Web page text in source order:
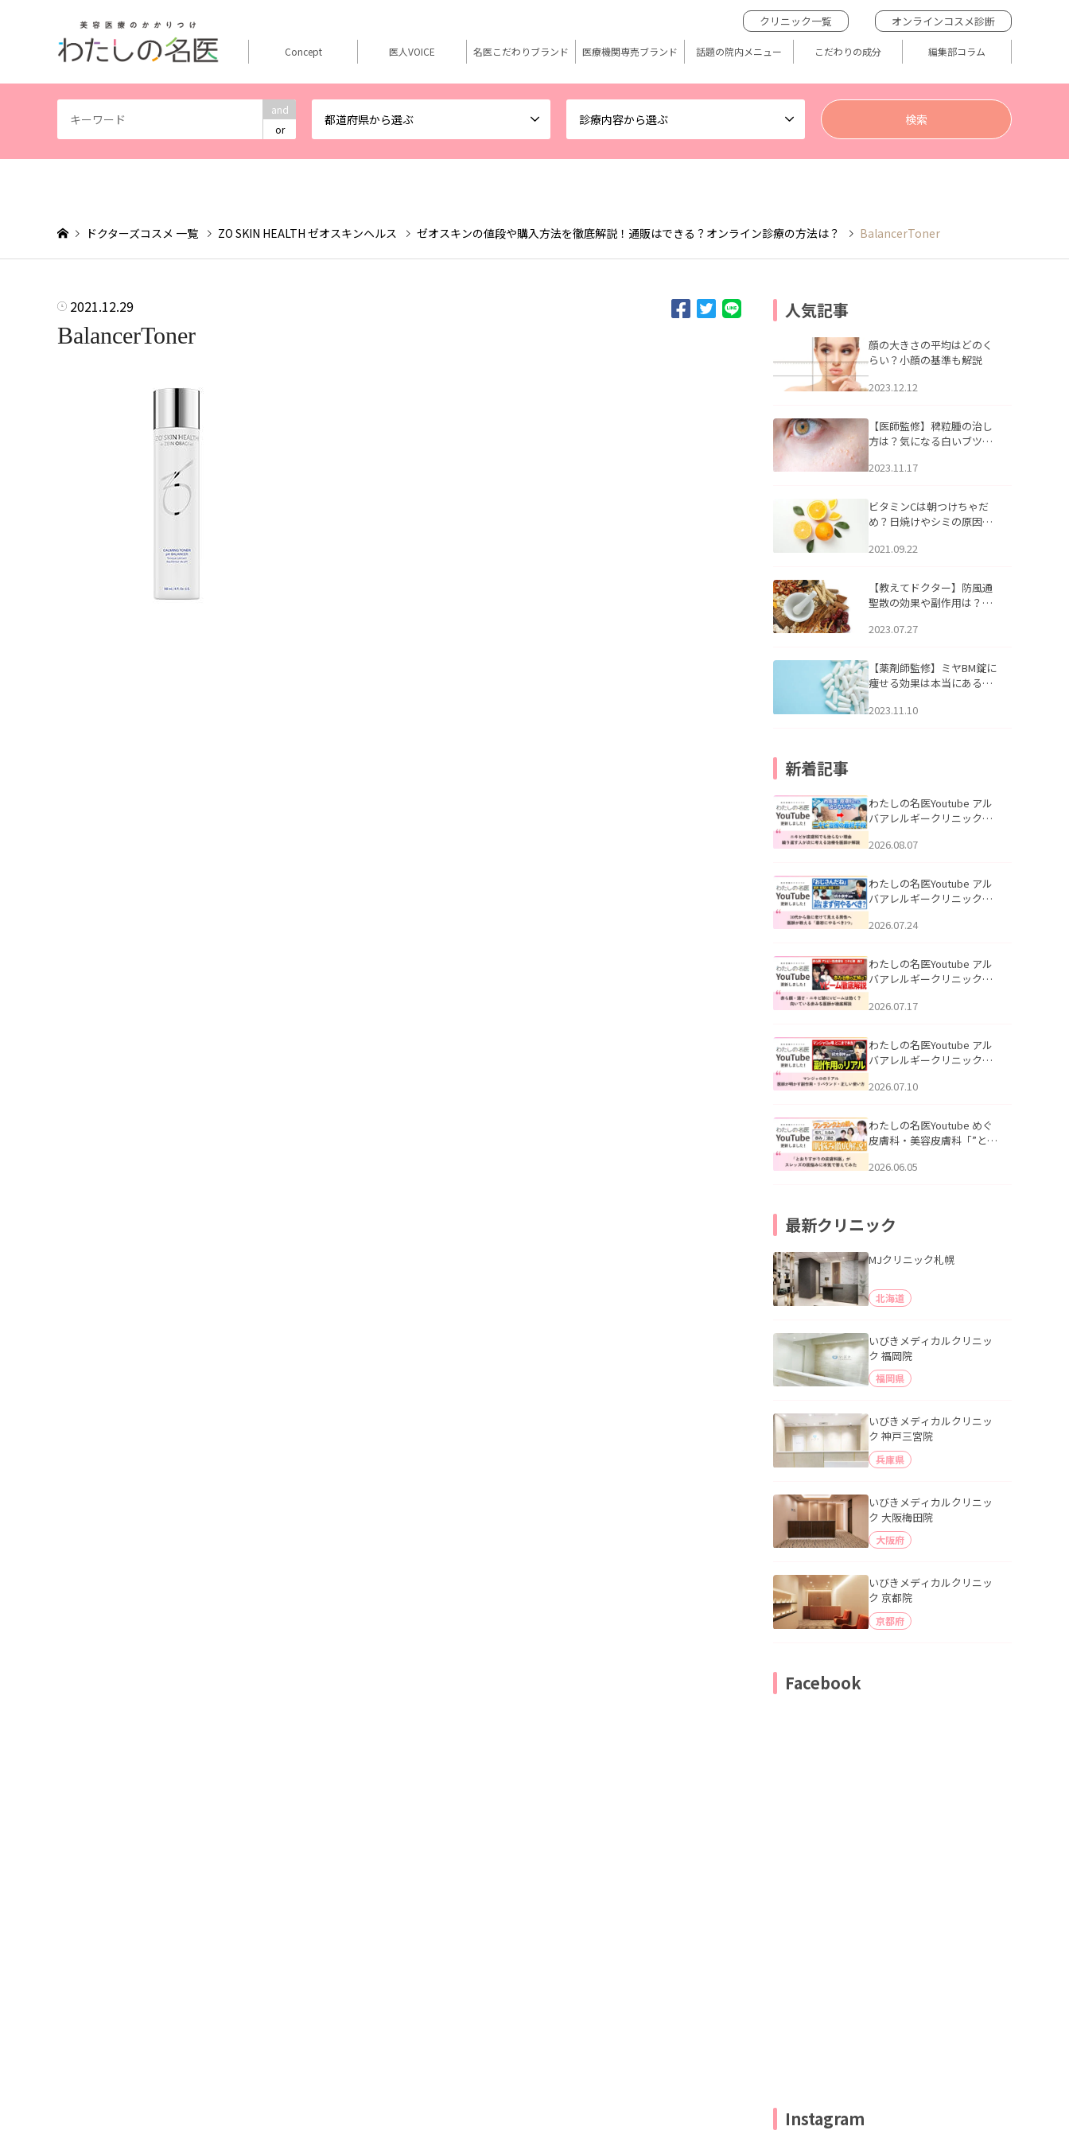
and
or
都道府県から選ぶ 診療内容から選ぶ
クリニック一覧 オンラインコスメ診断
Concept 医人VOICE 名医こだわりブランド 医療機関専売ブランド 話題の院内メニュー こだわりの成分 編集部コラム
ドクターズコスメ 一覧 ZO SKIN HEALTH ゼオスキンヘルス ゼオスキンの値段や購入方法を徹底解説！通販はできる？オンライン診療の方法は？ BalancerToner
2021.12.29
BalancerToner
人気記事
顔の大きさの平均はどのく
らい？小顔の基準も解説
2023.12.12
【医師監修】稗粒腫の治し
方は？気になる白いブツブ
アについて
2023.11.17
ビタミンCは朝つけちゃだ
め？日焼けやシミの原因に
2021.09.22
【教えてドクター】防風通
聖散の効果や副作用は？長
2023.07.27
【薬剤師監修】ミヤBM錠に
痩せる効果は本当にある
2023.11.10
新着記事
わたしの名医Youtube アル
バアレルギークリニック札
らない理由｜繰り返す人が
説」を公開いたしました。
2026.08.07
わたしの名医Youtube アル
バアレルギークリニック札
える男性へ｜医師が教える
公開いたしました。
2026.07.24
わたしの名医Youtube アル
バアレルギークリニック札
跡にVビームは効く？向いて
説」を公開いたしました。
2026.07.17
わたしの名医Youtube アル
バアレルギークリニック札
医師が明かす副作用・リバ
公開いたしました。
2026.07.10
わたしの名医Youtube めぐ
皮膚科・美容皮膚科「”とお
ッズの肌悩みに本気で答え
2026.06.05
最新クリニック
MJクリニック札幌
北海道
いびきメディカルクリニッ
ク 福岡院
福岡県
いびきメディカルクリニッ
ク 神戸三宮院
兵庫県
いびきメディカルクリニッ
ク 大阪梅田院
大阪府
いびきメディカルクリニッ
ク 京都院
京都府
Facebook
Instagram